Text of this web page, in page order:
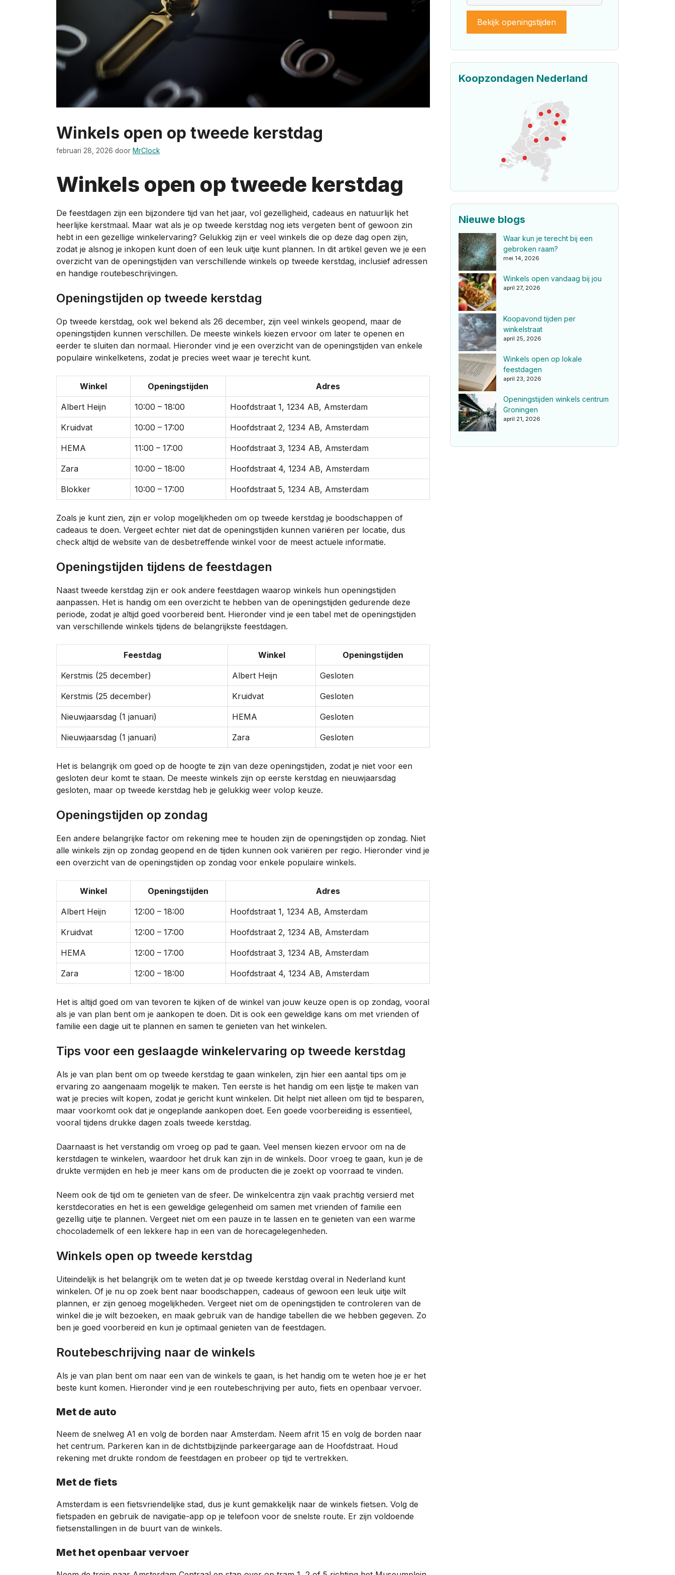
Winkels open op tweede kerstdag
februari 28, 2026 door MrClock
Winkels open op tweede kerstdag
De feestdagen zijn een bijzondere tijd van het jaar, vol gezelligheid, cadeaus en natuurlijk het
heerlijke kerstmaal. Maar wat als je op tweede kerstdag nog iets vergeten bent of gewoon zin
hebt in een gezellige winkelervaring? Gelukkig zijn er veel winkels die op deze dag open zijn,
zodat je alsnog je inkopen kunt doen of een leuk uitje kunt plannen. In dit artikel geven we je een
overzicht van de openingstijden van verschillende winkels op tweede kerstdag, inclusief adressen
en handige routebeschrijvingen.
Openingstijden op tweede kerstdag
Op tweede kerstdag, ook wel bekend als 26 december, zijn veel winkels geopend, maar de
openingstijden kunnen verschillen. De meeste winkels kiezen ervoor om later te openen en
eerder te sluiten dan normaal. Hieronder vind je een overzicht van de openingstijden van enkele
populaire winkelketens, zodat je precies weet waar je terecht kunt.
Winkel Openingstijden Adres
Albert Heijn 10:00 – 18:00 Hoofdstraat 1, 1234 AB, Amsterdam
Kruidvat 10:00 – 17:00 Hoofdstraat 2, 1234 AB, Amsterdam
HEMA 11:00 – 17:00 Hoofdstraat 3, 1234 AB, Amsterdam
Zara 10:00 – 18:00 Hoofdstraat 4, 1234 AB, Amsterdam
Blokker 10:00 – 17:00 Hoofdstraat 5, 1234 AB, Amsterdam
Zoals je kunt zien, zijn er volop mogelijkheden om op tweede kerstdag je boodschappen of
cadeaus te doen. Vergeet echter niet dat de openingstijden kunnen variëren per locatie, dus
check altijd de website van de desbetreffende winkel voor de meest actuele informatie.
Openingstijden tijdens de feestdagen
Naast tweede kerstdag zijn er ook andere feestdagen waarop winkels hun openingstijden
aanpassen. Het is handig om een overzicht te hebben van de openingstijden gedurende deze
periode, zodat je altijd goed voorbereid bent. Hieronder vind je een tabel met de openingstijden
van verschillende winkels tijdens de belangrijkste feestdagen.
Feestdag Winkel Openingstijden
Kerstmis (25 december) Albert Heijn Gesloten
Kerstmis (25 december) Kruidvat Gesloten
Nieuwjaarsdag (1 januari) HEMA Gesloten
Nieuwjaarsdag (1 januari) Zara Gesloten
Het is belangrijk om goed op de hoogte te zijn van deze openingstijden, zodat je niet voor een
gesloten deur komt te staan. De meeste winkels zijn op eerste kerstdag en nieuwjaarsdag
gesloten, maar op tweede kerstdag heb je gelukkig weer volop keuze.
Openingstijden op zondag
Een andere belangrijke factor om rekening mee te houden zijn de openingstijden op zondag. Niet
alle winkels zijn op zondag geopend en de tijden kunnen ook variëren per regio. Hieronder vind je
een overzicht van de openingstijden op zondag voor enkele populaire winkels.
Winkel Openingstijden Adres
Albert Heijn 12:00 – 18:00 Hoofdstraat 1, 1234 AB, Amsterdam
Kruidvat 12:00 – 17:00 Hoofdstraat 2, 1234 AB, Amsterdam
HEMA 12:00 – 17:00 Hoofdstraat 3, 1234 AB, Amsterdam
Zara 12:00 – 18:00 Hoofdstraat 4, 1234 AB, Amsterdam
Het is altijd goed om van tevoren te kijken of de winkel van jouw keuze open is op zondag, vooral
als je van plan bent om je aankopen te doen. Dit is ook een geweldige kans om met vrienden of
familie een dagje uit te plannen en samen te genieten van het winkelen.
Tips voor een geslaagde winkelervaring op tweede kerstdag
Als je van plan bent om op tweede kerstdag te gaan winkelen, zijn hier een aantal tips om je
ervaring zo aangenaam mogelijk te maken. Ten eerste is het handig om een lijstje te maken van
wat je precies wilt kopen, zodat je gericht kunt winkelen. Dit helpt niet alleen om tijd te besparen,
maar voorkomt ook dat je ongeplande aankopen doet. Een goede voorbereiding is essentieel,
vooral tijdens drukke dagen zoals tweede kerstdag.
Daarnaast is het verstandig om vroeg op pad te gaan. Veel mensen kiezen ervoor om na de
kerstdagen te winkelen, waardoor het druk kan zijn in de winkels. Door vroeg te gaan, kun je de
drukte vermijden en heb je meer kans om de producten die je zoekt op voorraad te vinden.
Neem ook de tijd om te genieten van de sfeer. De winkelcentra zijn vaak prachtig versierd met
kerstdecoraties en het is een geweldige gelegenheid om samen met vrienden of familie een
gezellig uitje te plannen. Vergeet niet om een pauze in te lassen en te genieten van een warme
chocolademelk of een lekkere hap in een van de horecagelegenheden.
Winkels open op tweede kerstdag
Uiteindelijk is het belangrijk om te weten dat je op tweede kerstdag overal in Nederland kunt
winkelen. Of je nu op zoek bent naar boodschappen, cadeaus of gewoon een leuk uitje wilt
plannen, er zijn genoeg mogelijkheden. Vergeet niet om de openingstijden te controleren van de
winkel die je wilt bezoeken, en maak gebruik van de handige tabellen die we hebben gegeven. Zo
ben je goed voorbereid en kun je optimaal genieten van de feestdagen.
Routebeschrijving naar de winkels
Als je van plan bent om naar een van de winkels te gaan, is het handig om te weten hoe je er het
beste kunt komen. Hieronder vind je een routebeschrijving per auto, fiets en openbaar vervoer.
Met de auto
Neem de snelweg A1 en volg de borden naar Amsterdam. Neem afrit 15 en volg de borden naar
het centrum. Parkeren kan in de dichtstbijzijnde parkeergarage aan de Hoofdstraat. Houd
rekening met drukte rondom de feestdagen en probeer op tijd te vertrekken.
Met de fiets
Amsterdam is een fietsvriendelijke stad, dus je kunt gemakkelijk naar de winkels fietsen. Volg de
fietspaden en gebruik de navigatie-app op je telefoon voor de snelste route. Er zijn voldoende
fietsenstallingen in de buurt van de winkels.
Met het openbaar vervoer
Bekijk openingstijden
Koopzondagen Nederland
Nieuwe blogs
Waar kun je terecht bij een
gebroken raam?
mei 14, 2026
Winkels open vandaag bij jou
april 27, 2026
Koopavond tijden per
winkelstraat
april 25, 2026
Winkels open op lokale
feestdagen
april 23, 2026
Openingstijden winkels centrum
Groningen
april 21, 2026